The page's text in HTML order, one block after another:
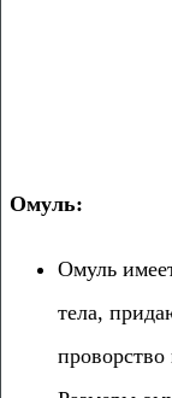
Омуль:
Омуль
тела,
проворство